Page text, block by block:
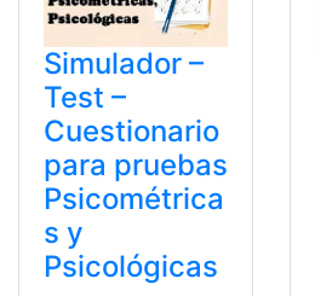
Simulador –
Test –
Cuestionario
para pruebas
Psicométrica
s y
Psicológicas